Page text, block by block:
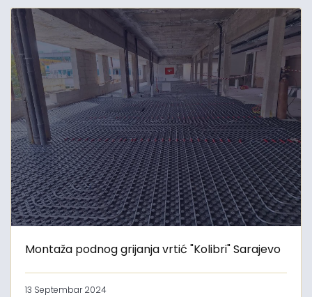
Montaža podnog grijanja vrtić "Kolibri" Sarajevo
13 Septembar 2024